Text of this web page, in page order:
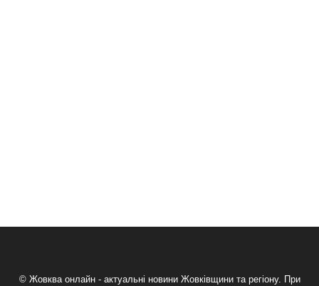
© Жовква онлайн - актуальні новини Жовківщини та регіону. При